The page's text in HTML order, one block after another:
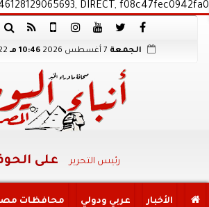
DIRECT, f08c47fec0942fa0
الجمعة 10:46 مـ 22 صفر
رئيس التحرير على
الأخبار عربي ودولي محافظات